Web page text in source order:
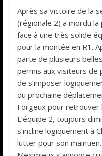
Après sa victoire de la
(régionale 2) a mordu la
face à une très solide
pour la montée en R1.
parte de plusieurs
permis aux visiteurs de
de s’imposer
du prochaine
Forgeux pour retrouver
L’équipe 2, toujours
s’incline logiquement à
lutter pour son